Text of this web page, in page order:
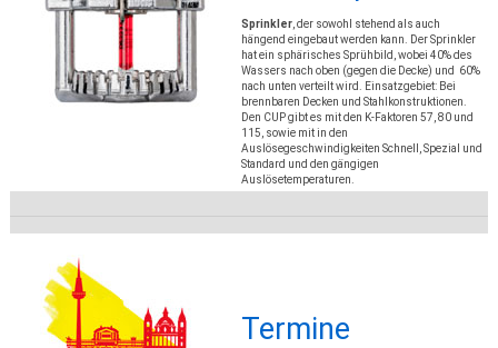
Sprinkler, der sowohl stehend als auch
hängend eingebaut werden kann. Der Sprinkler
hat ein sphärisches Sprühbild, wobei 40% des
Wassers nach oben (gegen die Decke) und 60%
nach unten verteilt wird. Einsatzgebiet: Bei
brennbaren Decken und Stahlkonstruktionen.
Den CUP gibt es mit den K-Faktoren 57, 80 und
115, sowie mit in den
Auslösegeschwindigkeiten Schnell, Spezial und
Standard und den gängigen
Auslösetemperaturen.
Termine